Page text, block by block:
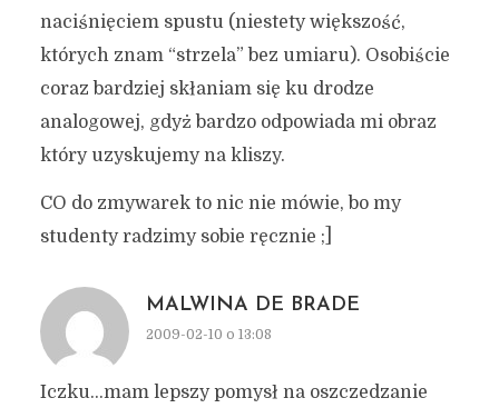
naciśnięciem spustu (niestety większość,
których znam “strzela” bez umiaru). Osobiście
coraz bardziej skłaniam się ku drodze
analogowej, gdyż bardzo odpowiada mi obraz
który uzyskujemy na kliszy.
CO do zmywarek to nic nie mówie, bo my
studenty radzimy sobie ręcznie ;]
MALWINA DE BRADE
2009-02-10 o 13:08
Iczku…mam lepszy pomysł na oszczedzanie